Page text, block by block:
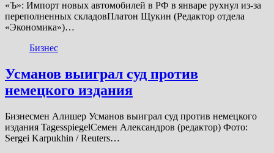
«Ъ»: Импорт новых автомобилей в РФ в январе рухнул из-за
переполненных складовПлатон Щукин (Редактор отдела
«Экономика»)…
Бизнес
Усманов выиграл суд против
немецкого издания
Бизнесмен Алишер Усманов выиграл суд против немецкого
издания TagesspiegelСемен Александров (редактор) Фото:
Sergei Karpukhin / Reuters…